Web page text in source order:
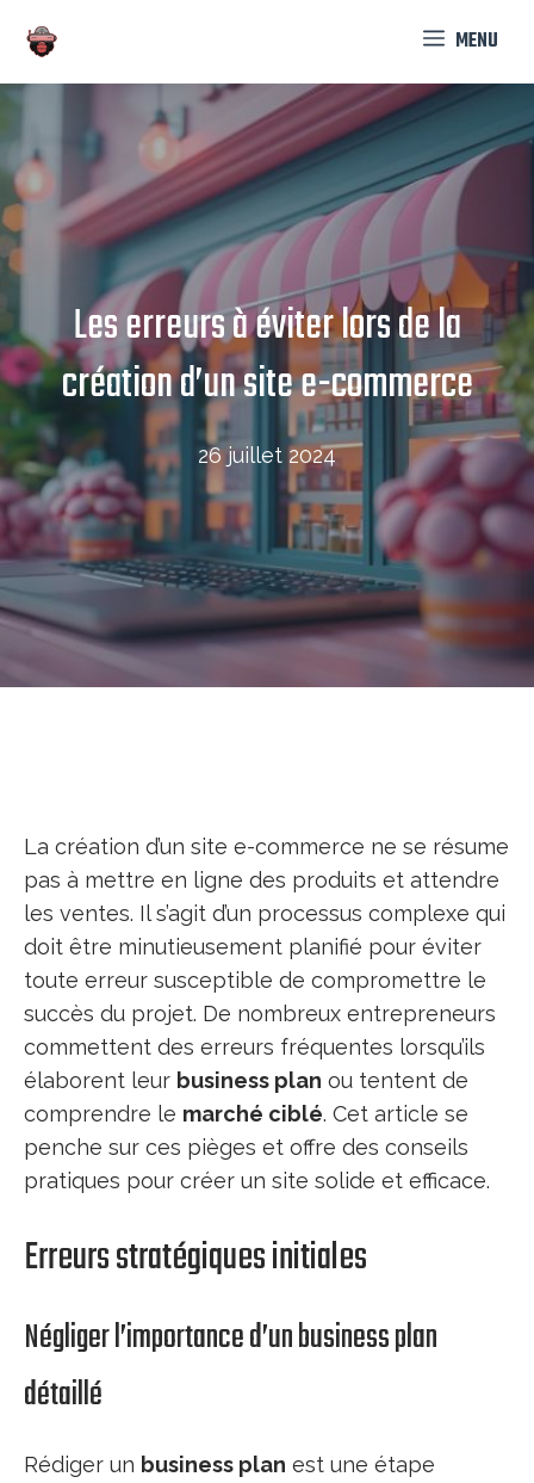
contenu
MENU
Les erreurs à éviter lors de la
création d’un site e-commerce
26 juillet 2024
La création d’un site e-commerce ne se résume
pas à mettre en ligne des produits et attendre
les ventes. Il s’agit d’un processus complexe qui
doit être minutieusement planifié pour éviter
toute erreur susceptible de compromettre le
succès du projet. De nombreux entrepreneurs
commettent des erreurs fréquentes lorsqu’ils
élaborent leur business plan ou tentent de
comprendre le marché ciblé. Cet article se
penche sur ces pièges et offre des conseils
pratiques pour créer un site solide et efficace.
Erreurs stratégiques initiales
Négliger l’importance d’un business plan
détaillé
Rédiger un business plan est une étape